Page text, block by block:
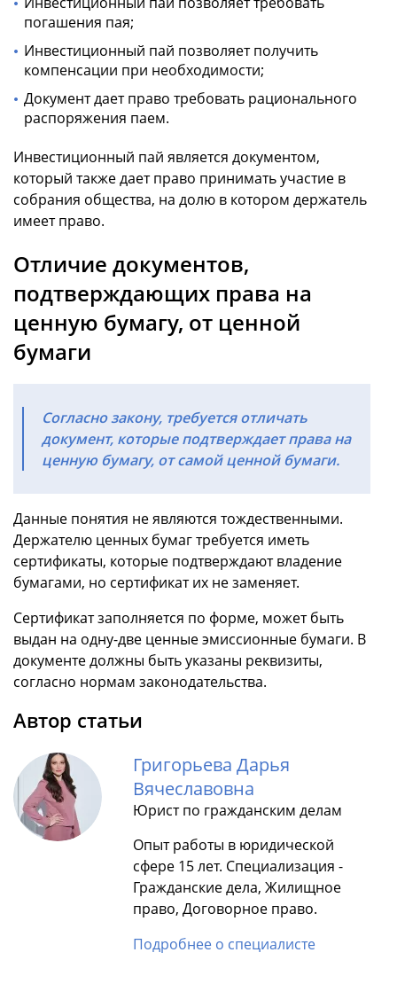
погашения пая;
Инвестиционный пай позволяет получить
компенсации при необходимости;
Документ дает право требовать рационального
распоряжения паем.
Инвестиционный пай является документом,
который также дает право принимать участие в
собрания общества, на долю в котором держатель
имеет право.
Отличие документов,
подтверждающих права на
ценную бумагу, от ценной
бумаги
Согласно закону, требуется отличать
документ, которые подтверждает права на
ценную бумагу, от самой ценной бумаги.
Данные понятия не являются тождественными.
Держателю ценных бумаг требуется иметь
сертификаты, которые подтверждают владение
бумагами, но сертификат их не заменяет.
Сертификат заполняется по форме, может быть
выдан на одну-две ценные эмиссионные бумаги. В
документе должны быть указаны реквизиты,
согласно нормам законодательства.
Автор статьи
Григорьева Дарья
Вячеславовна
Юрист по гражданским делам
Опыт работы в юридической
сфере 15 лет. Специализация -
Гражданские дела, Жилищное
право, Договорное право.
Подробнее о специалисте